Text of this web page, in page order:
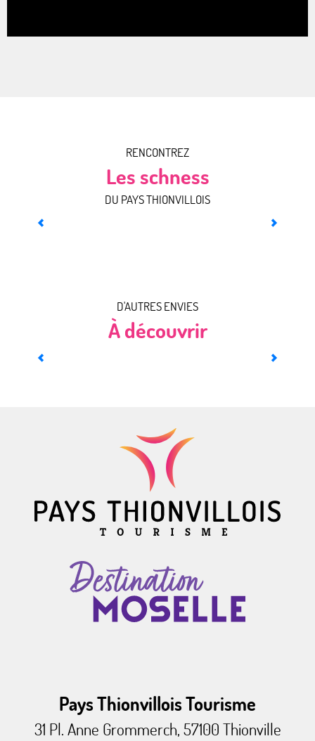
RENCONTREZ
Les schness
DU PAYS THIONVILLOIS
D'AUTRES ENVIES
À découvrir
Pays Thionvillois Tourisme
31 Pl. Anne Grommerch, 57100 Thionville